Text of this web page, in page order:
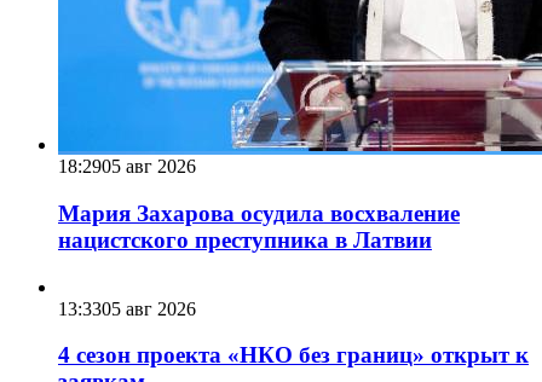
18:2905 авг 2026
Мария Захарова осудила восхваление
нацистского преступника в Латвии
13:3305 авг 2026
4 сезон проекта «НКО без границ» открыт к